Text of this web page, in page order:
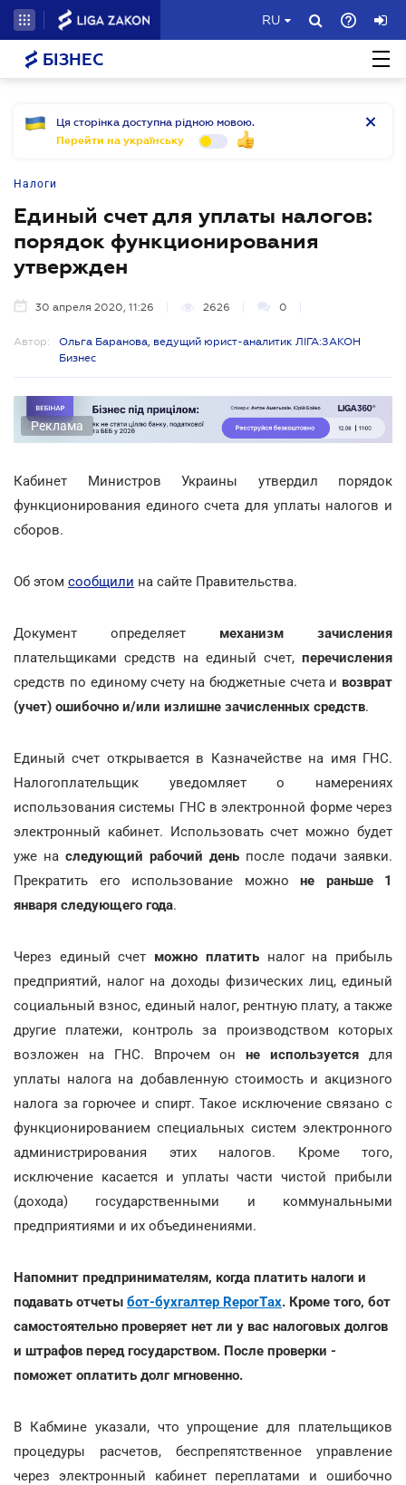
RU
БІЗНЕС
Ця сторінка доступна рідною мовою.
Перейти на українську
Налоги
Единый счет для уплаты налогов:
порядок функционирования
утвержден
30 апреля 2020, 11:26 2626 0
Автор:
Ольга Баранова, ведущий юрист-аналитик ЛІГА:ЗАКОН
Бизнес
Реклама
Кабинет Министров Украины утвердил порядок
функционирования единого счета для уплаты налогов и
сборов.
Об этом сообщили на сайте Правительства.
Документ определяет механизм зачисления
плательщиками средств на единый счет, перечисления
средств по единому счету на бюджетные счета и возврат
(учет) ошибочно и/или излишне зачисленных средств.
Единый счет открывается в Казначействе на имя ГНС.
Налогоплательщик уведомляет о намерениях
использования системы ГНС в электронной форме через
электронный кабинет. Использовать счет можно будет
уже на следующий рабочий день после подачи заявки.
Прекратить его использование можно не раньше 1
января следующего года.
Через единый счет можно платить налог на прибыль
предприятий, налог на доходы физических лиц, единый
социальный взнос, единый налог, рентную плату, а также
другие платежи, контроль за производством которых
возложен на ГНС. Впрочем он не используется для
уплаты налога на добавленную стоимость и акцизного
налога за горючее и спирт. Такое исключение связано с
функционированием специальных систем электронного
администрирования этих налогов. Кроме того,
исключение касается и уплаты части чистой прибыли
(дохода) государственными и коммунальными
предприятиями и их объединениями.
Напомнит предпринимателям, когда платить налоги и
подавать отчеты бот-бухгалтер ReporTах. Кроме того, бот
самостоятельно проверяет нет ли у вас налоговых долгов
и штрафов перед государством. После проверки -
поможет оплатить долг мгновенно.
В Кабмине указали, что упрощение для плательщиков
процедуры расчетов, беспрепятственное управление
через электронный кабинет переплатами и ошибочно